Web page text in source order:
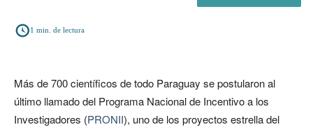
1 min. de lectura
Más de 700 científicos de todo Paraguay se postularon al
último llamado del Programa Nacional de Incentivo a los
Investigadores (PRONII), uno de los proyectos estrella del